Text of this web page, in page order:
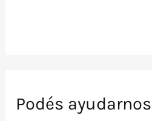
Podés